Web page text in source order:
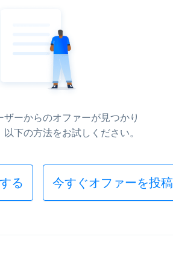
ザーからのオファーが見つかり
下の方法をお試しください。
る 今すぐオファーを投